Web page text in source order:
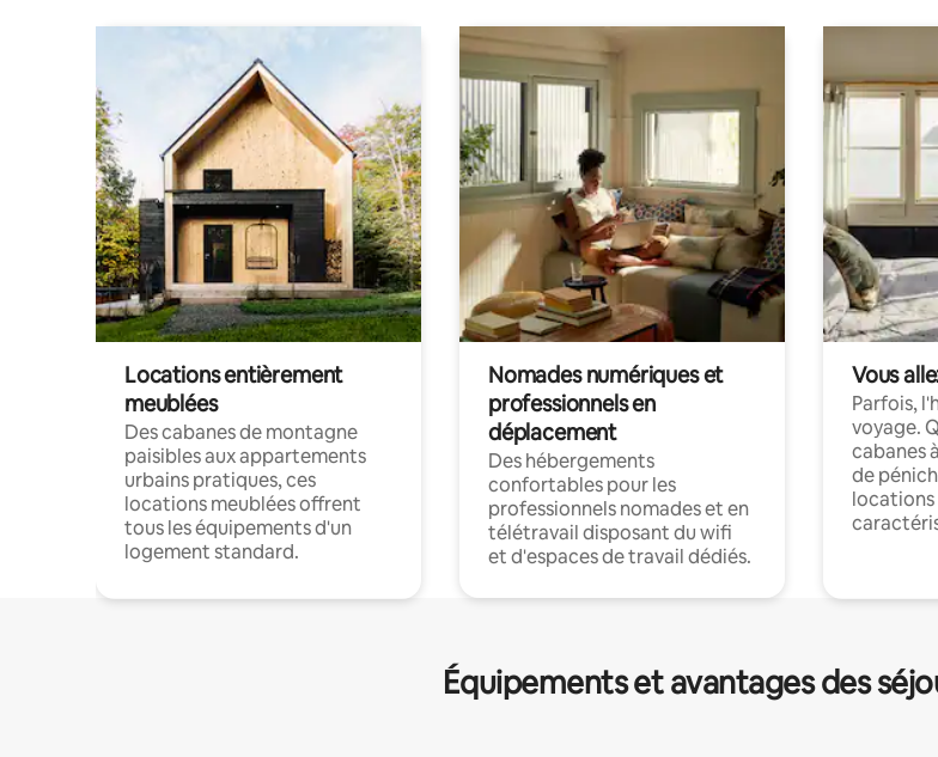
Locations entièrement
meublées
Des cabanes de montagne
paisibles aux appartements
urbains pratiques, ces
locations meublées offrent
tous les équipements d'un
logement standard.
Nomades numériques et
professionnels en
déplacement
Des hébergements
confortables pour les
professionnels nomades et en
télétravail disposant du wifi
et d'espaces de travail dédiés.
Vous
Parfois,
voyage.
cabanes
de
Équipements et avantages des